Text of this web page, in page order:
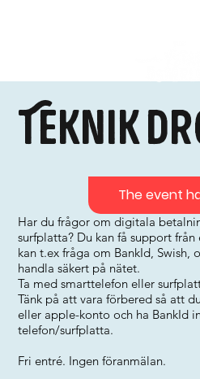
Teknik
Har du frågor om digitala
surfplatta? Du kan få support
kan t.ex fråga om BankId, Swish,
handla säkert på nätet.
Ta med smarttelefon eller
Tänk på att vara förbered så att
eller apple-konto och ha BankId
telefon/surfplatta.
Fri entré. Ingen föranmälan.
The event